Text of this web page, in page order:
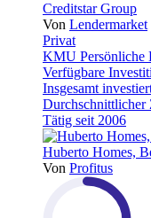
Creditstar Group
Von Lendermarket
Privat
KMU Persönliche
Verfügbare
Insgesamt
Durchschnittlicher
Tätig seit 2006
Huberto Homes,
Von Profitus